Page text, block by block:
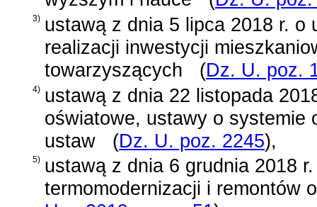
3) ustawą z dnia 5 lipca 2018 r. o
realizacji inwestycji
towarzyszących
(Dz. U. poz.
4) ustawą z dnia 22 listopada
oświatowe, ustawy o systemie
ustaw
(Dz. U. poz. 2245),
5) ustawą z dnia 6 grudnia 2018
termomodernizacji i remontów